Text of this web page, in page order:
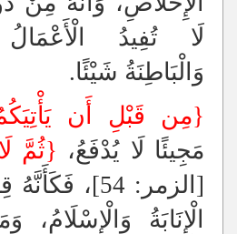
لَا تُفِيدُ
وَالْبَاطِنَةُ شَيْئًا.
{مِن قَبْلِ أَن
مَجِيئًا لَا يُدْفَعُ، {ثُمَّ
[الزمر: 54]،
الْإِنَابَةُ وَالْإِسْلَامُ،